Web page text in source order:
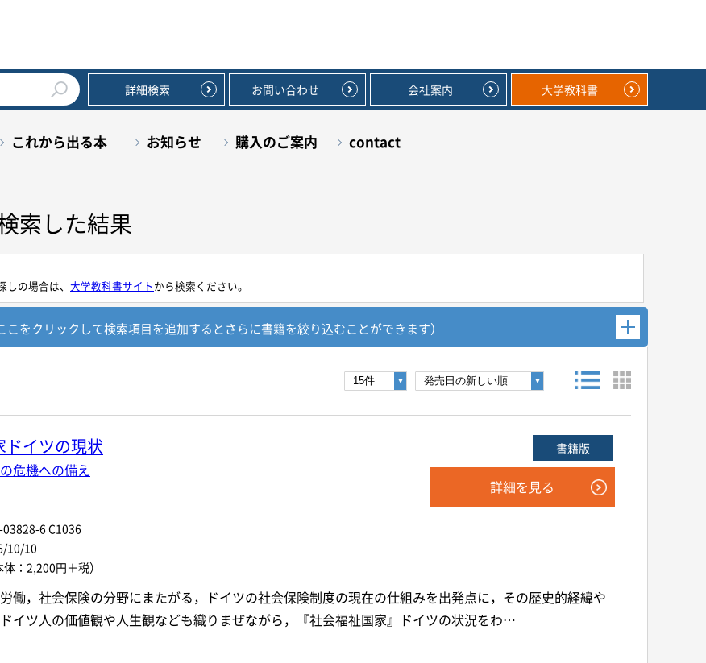
詳細検索 お問い合わせ 会社案内 大学教科書
これから出る本 お知らせ 購入のご案内 contact
索した結果
の場合は、 大学教科書サイトから検索ください。
こをクリックして検索項目を追加するとさらに書籍を絞り込むことができます）
情報を入力、選択後検索ボタンを押してください。
※5桁の数字を入力してください 付加情報
音声DL
イツの現状
危機への備え
6 C1036
10/10
体：2,200円＋税）
働，社会保険の分野にまたがる，ドイツの社会保険制度の現在の仕組みを出発点に，その歴史的経緯や
イツ人の価値観や人生観なども織りまぜながら，『社会福祉国家』ドイツの状況をわ…
書籍版
詳細を見る